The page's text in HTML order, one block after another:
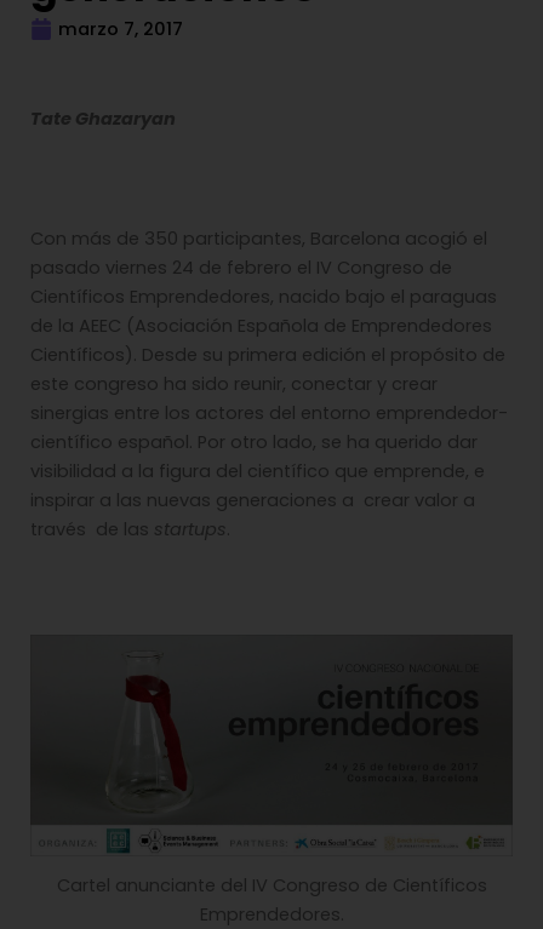
marzo 7, 2017
Tate Ghazaryan
Con más de 350 participantes, Barcelona acogió el
pasado viernes 24 de febrero el IV Congreso de
Científicos Emprendedores, nacido bajo el paraguas
de la AEEC (Asociación Española de Emprendedores
Científicos). Desde su primera edición el propósito de
este congreso ha sido reunir, conectar y crear
sinergias entre los actores del entorno emprendedor-
científico español. Por otro lado, se ha querido dar
visibilidad a la figura del científico que emprende, e
inspirar a las nuevas generaciones a crear valor a
través de las startups.
Cartel anunciante del IV Congreso de Científicos
Emprendedores.